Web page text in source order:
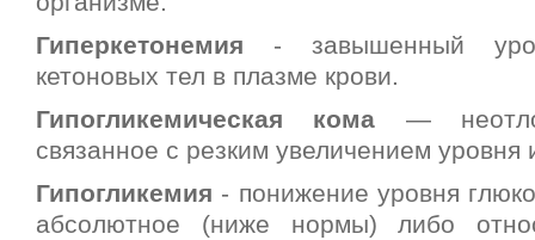
Гиперкетонемия - завышенный
кетоновых тел в плазме крови.
Гипогликемическая кома —
связанное с резким увеличением уровня
Гипогликемия - понижение уровня
абсолютное (ниже нормы) либо